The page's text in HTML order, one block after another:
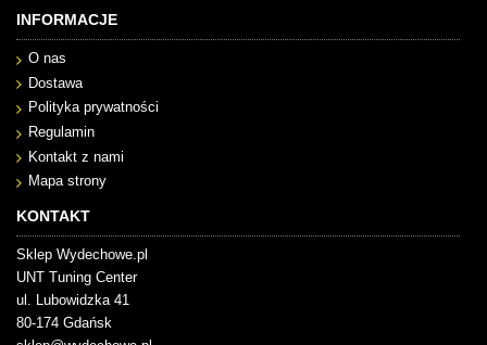
INFORMACJE
O nas
Dostawa
Polityka prywatności
Regulamin
Kontakt z nami
Mapa strony
KONTAKT
Sklep Wydechowe.pl
UNT Tuning Center
ul. Lubowidzka 41
80-174 Gdańsk